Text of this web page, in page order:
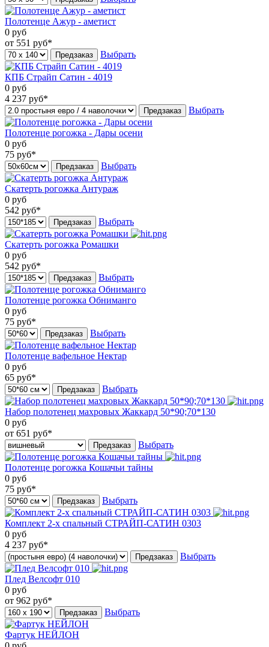
Полотенце Ажур - аметист
0 руб
от 551 руб*
Предзаказ Выбрать
КПБ Страйп Сатин - 4019
0 руб
4 237 руб*
Предзаказ Выбрать
Полотенце рогожка - Дары осени
0 руб
75 руб*
Предзаказ Выбрать
Скатерть рогожка Антураж
0 руб
542 руб*
Предзаказ Выбрать
Скатерть рогожка Ромашки
0 руб
542 руб*
Предзаказ Выбрать
Полотенце рогожка Обниманго
0 руб
75 руб*
Предзаказ Выбрать
Полотенце вафельное Нектар
0 руб
65 руб*
Предзаказ Выбрать
Набор полотенец махровых Жаккард 50*90;70*130
0 руб
от 651 руб*
Предзаказ Выбрать
Полотенце рогожка Кошачьи тайны
0 руб
75 руб*
Предзаказ Выбрать
Комплект 2-х спальный СТРАЙП-САТИН 0303
0 руб
4 237 руб*
Предзаказ Выбрать
Плед Велсофт 010
0 руб
от 962 руб*
Предзаказ Выбрать
Фартук НЕЙЛОН